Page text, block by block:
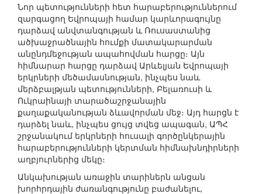
Նոր պետությունների հետ հարաբերություններում
զարգացող Եվրոպայի համար կարևորագույնը
դարձավ անվտանգության և Ռուսաստանից
ածխաջրածնային հումքի մատակարարման
անընդմեջության ապահովման հարցը։ Այն
հիմնարար հարցը դարձավ Արևելյան Եվրոպայի
երկրների մեծամասնության, ինչպես նաև
մերձբալթյան պետությունների, Բելառուսի և
Ուկրաինայի տարածաշրջանային
քաղաքականության ձևավորման մեջ։ Այդ հարցն է
դարձել նաև, ինչպես ցույց տվեց ապագան, ԱՊՀ
շրջանակում երկրների հուսալի գործընկերային
հարաբերությունների կերտման հիմնախնդիրների
աղբյուրներից մեկը։
Անկախության առաջին տարիներն անցան
խորհրդային ժառանգությունը բաժանելու,